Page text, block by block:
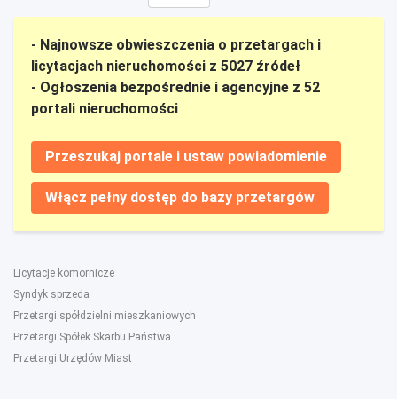
- Najnowsze obwieszczenia o przetargach i
licytacjach nieruchomości z 5027 źródeł
- Ogłoszenia bezpośrednie i agencyjne z 52
portali nieruchomości
Przeszukaj portale i ustaw powiadomienie
Włącz pełny dostęp do bazy przetargów
Licytacje komornicze
Syndyk sprzeda
Przetargi spółdzielni mieszkaniowych
Przetargi Spółek Skarbu Państwa
Przetargi Urzędów Miast